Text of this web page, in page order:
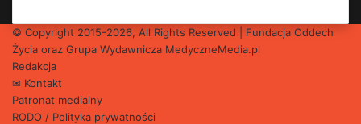
© Copyright 2015-2026, All Rights Reserved | Fundacja Oddech
Życia oraz Grupa Wydawnicza MedyczneMedia.pl
Redakcja
✉ Kontakt
Patronat medialny
RODO / Polityka prywatności